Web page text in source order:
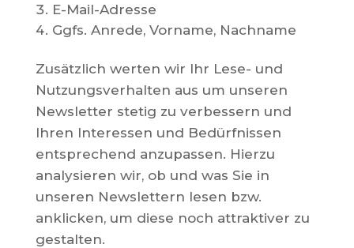
E-Mail-Adresse
Ggfs. Anrede, Vorname, Nachname
Zusätzlich werten wir Ihr Lese- und
Nutzungsverhalten aus um unseren
Newsletter stetig zu verbessern und
Ihren Interessen und Bedürfnissen
entsprechend anzupassen. Hierzu
analysieren wir, ob und was Sie in
unseren Newslettern lesen bzw.
anklicken, um diese noch attraktiver zu
gestalten.